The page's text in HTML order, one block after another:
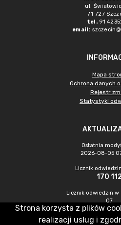
ul.
71-727
tel. 91
email:
Mapa
Ochrona danych
Rejestr
Statystyki
Ostatnia
2026-08-05
Licznik
170 112
Licznik odwiedzin
07
340
Strona korzysta z plików
realizacji usług i